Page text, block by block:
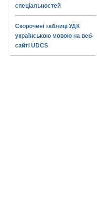
спеціальностей
Скорочені таблиці УДК
українською мовою на веб-
сайті UDCS